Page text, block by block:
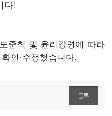
다!
준칙 및 윤리강령에 따라
인·수정했습니다.